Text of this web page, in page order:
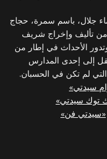
جلال، باسم سمرة، حجاج
تأليف وإخراج شريف
الأحداث في إطار من
إلى إحدى المدارس
لم تكن في الحسبان.
سيدتي»
توك سيدتي»
«سيدتي فن»